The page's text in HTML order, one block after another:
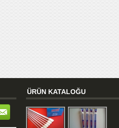
ÜRÜN KATALOĞU